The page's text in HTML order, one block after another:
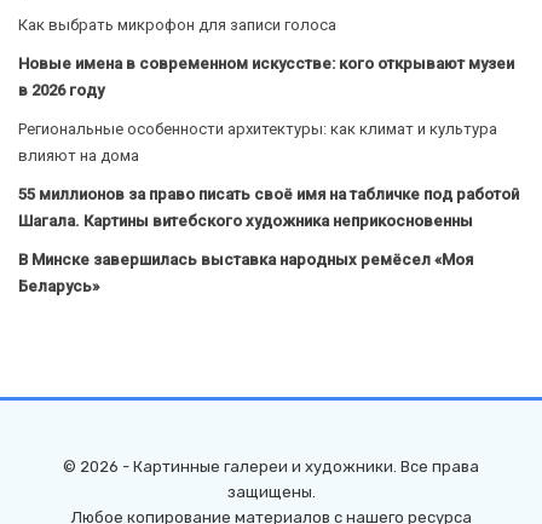
Как выбрать микрофон для записи голоса
Новые имена в современном искусстве: кого открывают музеи
в 2026 году
Региональные особенности архитектуры: как климат и культура
влияют на дома
55 миллионов за право писать своё имя на табличке под работой
Шагала. Картины витебского художника неприкосновенны
В Минске завершилась выставка народных ремёсел «Моя
Беларусь»
© 2026 - Картинные галереи и художники. Все права
защищены.
Любое копирование материалов с нашего ресурса